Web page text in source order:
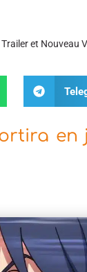
et Nouveau
en